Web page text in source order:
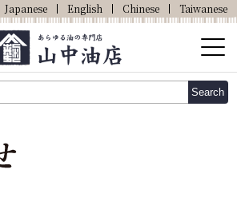
Japanese English Chinese Taiwanese
Search